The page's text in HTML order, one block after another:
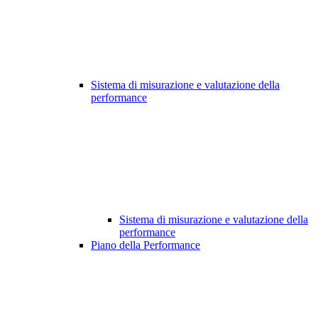
Sistema di misurazione e valutazione della
performance
Sistema di misurazione e valutazione della
performance
Piano della Performance